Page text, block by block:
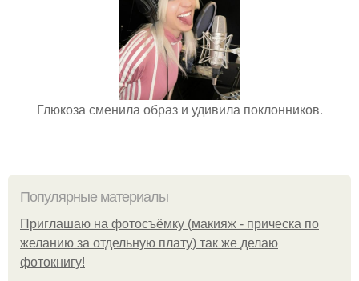
Глюкоза сменила образ и удивила поклонников.
Популярные материалы
Приглашаю на фотосъёмку (макияж - прическа по
желанию за отдельную плату) так же делаю
фотокнигу!